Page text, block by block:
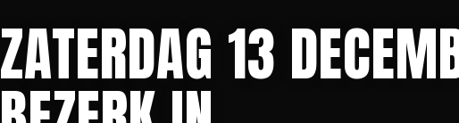
ZATERDAG 13